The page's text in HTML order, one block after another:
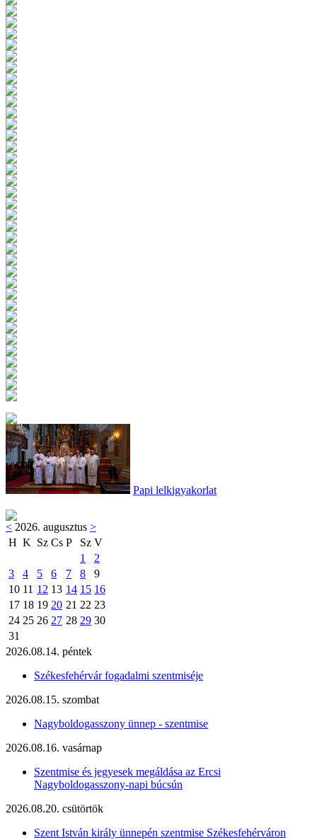
Papi lelkigyakorlat
< 2026. augusztus >
H K Sz Cs P Sz V
1
2
3
4 5 6 7 8
9
10 11 12 13 14 15 16
17 18 19 20 21 22 23
24 25 26 27 28 29 30
31
2026.08.14. péntek
Székesfehérvár fogadalmi szentmiséje
2026.08.15. szombat
Nagyboldogasszony ünnep - szentmise
2026.08.16. vasárnap
Szentmise és jegyesek megáldása az Ercsi
Nagyboldogasszony-napi búcsún
2026.08.20. csütörtök
Szent István király ünnepén szentmise Székesfehérváron